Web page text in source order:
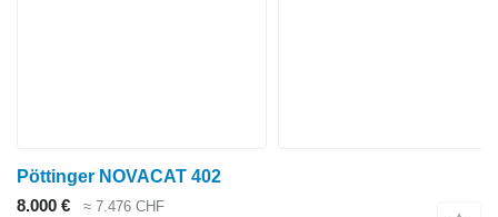
Pöttinger NOVACAT 402
8.000 €
≈ 7.476 CHF